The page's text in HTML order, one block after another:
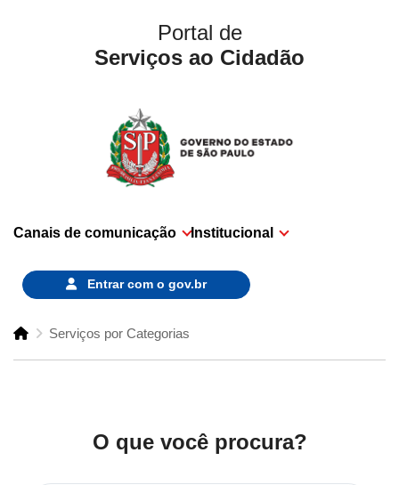
Portal de
Serviços ao Cidadão
Canais de comunicação Institucional
Entrar com o gov.br
Serviços por Categorias
O que você procura?